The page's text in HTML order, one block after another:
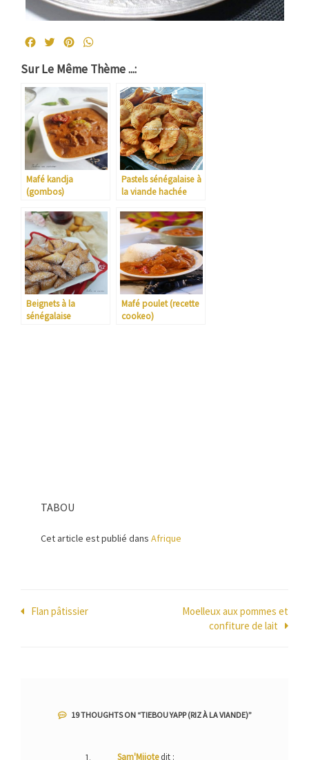
FacebookTwitterPinterest
Sur Le Même Thème ...:
Mafé kandja
(gombos)
Pastels sénégalaise à
la viande hachée
Beignets à la
sénégalaise
Mafé poulet (recette
cookeo)
TABOU
Cet article est publié dans Afrique
Navigation
Flan pâtissier
Moelleux aux pommes et
confiture de lait
19 THOUGHTS ON “TIEBOU YAPP (RIZ À LA VIANDE)”
Sam'Mijote dit :